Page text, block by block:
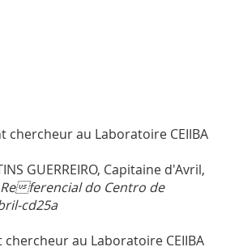
chercheur au Laboratoire CEIIBA
GUERREIRO, Capitaine d'Avril,
ferencial do Centro de
cd25a
chercheur au Laboratoire CEIIBA